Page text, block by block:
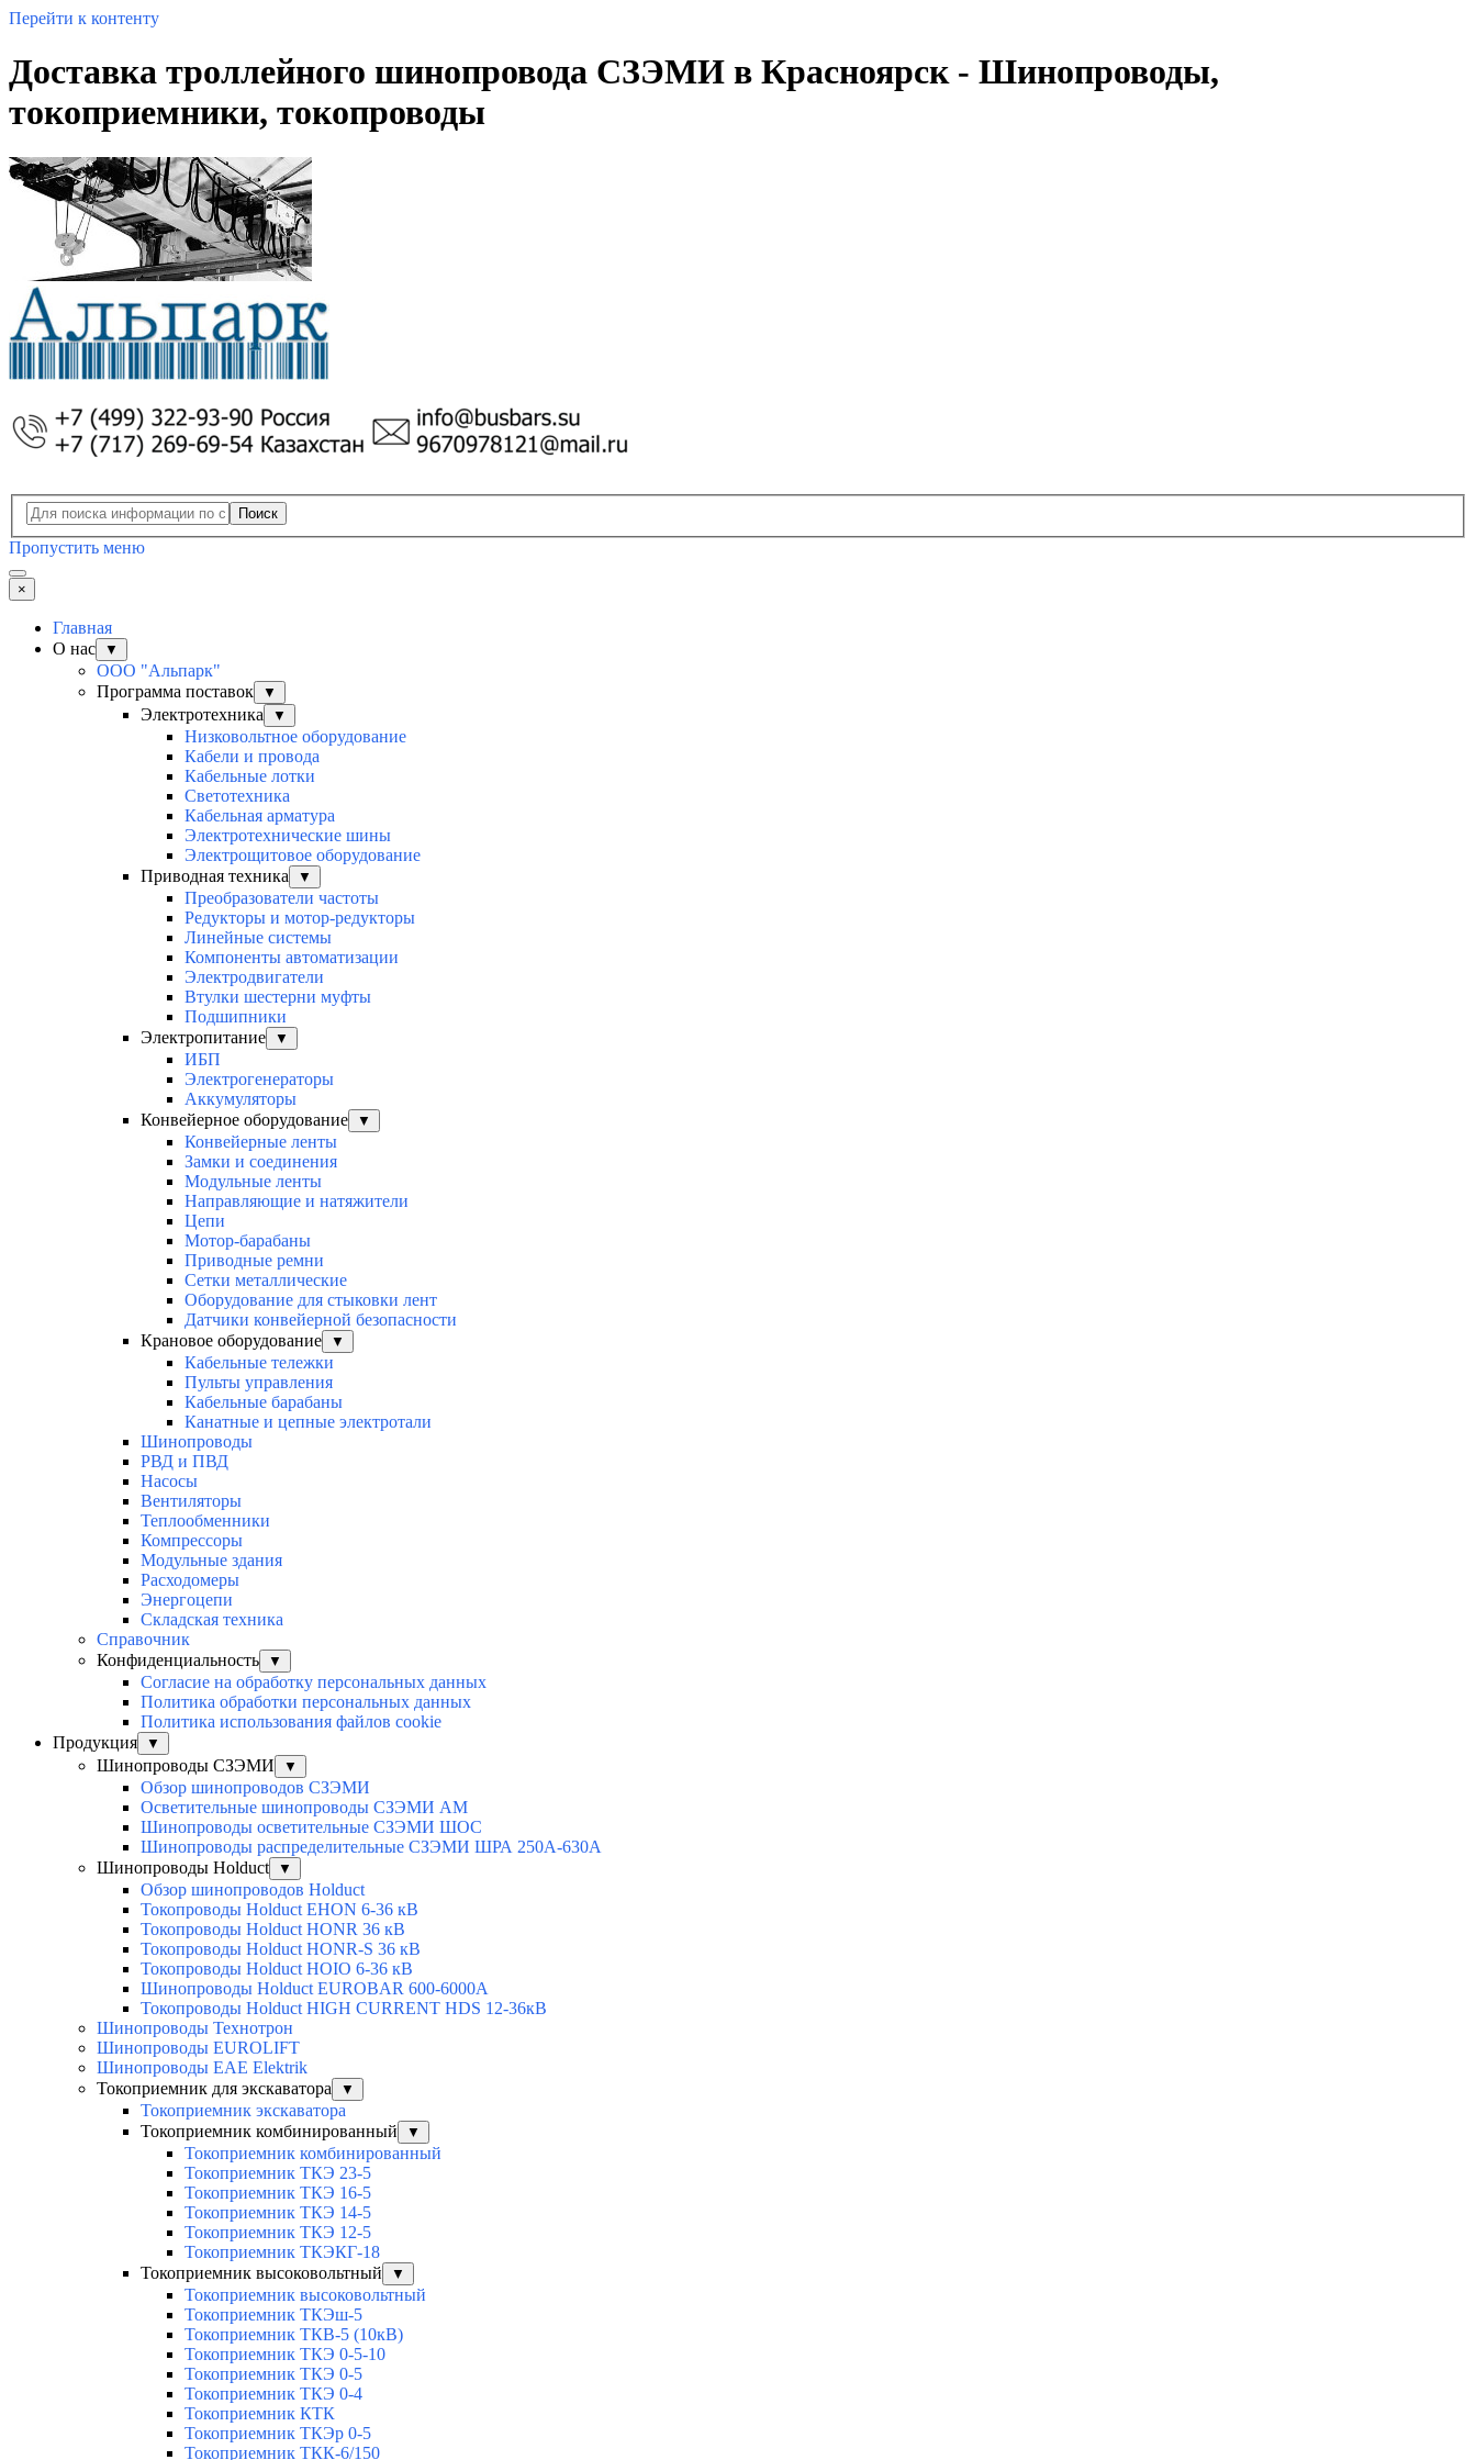
Перейти к контенту
Доставка троллейного шинопровода СЗЭМИ в Красноярск - Шинопроводы,
токоприемники, токопроводы
Поиск
Пропустить меню
×
Главная
О нас
▼
ООО "Альпарк"
Программа поставок
▼
Электротехника ▼
Низковольтное оборудование
Кабели и провода
Кабельные лотки
Светотехника
Кабельная арматура
Электротехнические шины
Электрощитовое оборудование
Приводная техника
▼
Преобразователи частоты
Редукторы и мотор-редукторы
Линейные системы
Компоненты автоматизации
Электродвигатели
Втулки шестерни муфты
Подшипники
Электропитание
▼
ИБП
Электрогенераторы
Аккумуляторы
Конвейерное оборудование
▼
Конвейерные ленты
Замки и соединения
Модульные ленты
Направляющие и натяжители
Цепи
Мотор-барабаны
Приводные ремни
Сетки металлические
Оборудование для стыковки лент
Датчики конвейерной безопасности
Крановое оборудование
▼
Кабельные тележки
Пульты управления
Кабельные барабаны
Канатные и цепные электротали
Шинопроводы
РВД и ПВД
Насосы
Вентиляторы
Теплообменники
Компрессоры
Модульные здания
Расходомеры
Энергоцепи
Складская техника
Справочник
Конфиденциальность
▼
Согласие на обработку персональных данных
Политика обработки персональных данных
Политика использования файлов cookie
Продукция
▼
Шинопроводы СЗЭМИ ▼
Обзор шинопроводов СЗЭМИ
Осветительные шинопроводы СЗЭМИ АМ
Шинопроводы осветительные СЗЭМИ ШОС
Шинопроводы распределительные СЗЭМИ ШРА 250А-630А
Шинопроводы Holduct
▼
Обзор шинопроводов Holduct
Токопроводы Holduct EHON 6-36 кВ
Токопроводы Holduct HONR 36 кВ
Токопроводы Holduct HONR-S 36 кВ
Токопроводы Holduct HOIO 6-36 кВ
Шинопроводы Holduct EUROBAR 600-6000А
Токопроводы Holduct HIGH CURRENT HDS 12-36кВ
Шинопроводы Технотрон
Шинопроводы EUROLIFT
Шинопроводы EAE Elektrik
Токоприемник для экскаватора
▼
Токоприемник экскаватора
Токоприемник комбинированный
▼
Токоприемник комбинированный
Токоприемник ТКЭ 23-5
Токоприемник ТКЭ 16-5
Токоприемник ТКЭ 14-5
Токоприемник ТКЭ 12-5
Токоприемник ТКЭКГ-18
Токоприемник высоковольтный
▼
Токоприемник высоковольтный
Токоприемник ТКЭш-5
Токоприемник ТКВ-5 (10кВ)
Токоприемник ТКЭ 0-5-10
Токоприемник ТКЭ 0-5
Токоприемник ТКЭ 0-4
Токоприемник КТК
Токоприемник ТКЭр 0-5
Токоприемник ТКК-6/150